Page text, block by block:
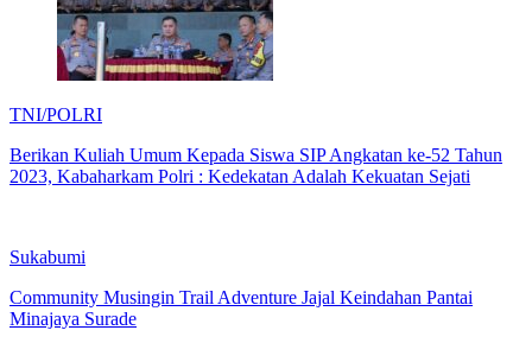
TNI/POLRI
Berikan Kuliah Umum Kepada Siswa SIP Angkatan ke-52 Tahun
2023, Kabaharkam Polri : Kedekatan Adalah Kekuatan Sejati
Sukabumi
Community Musingin Trail Adventure Jajal Keindahan Pantai
Minajaya Surade